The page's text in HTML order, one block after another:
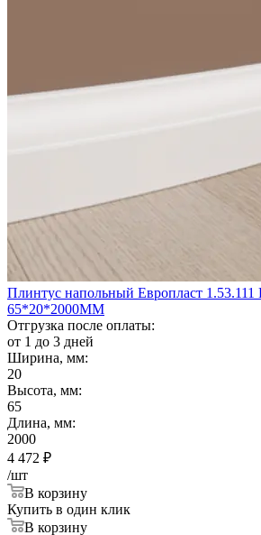
Плинтус напольный Европласт 1.53.111
65*20*2000ММ
Отгрузка после оплаты:
от 1 до 3 дней
Ширина, мм:
20
Высота, мм:
65
Длина, мм:
2000
4 472 ₽
/шт
В корзину
Купить в один клик
В корзину